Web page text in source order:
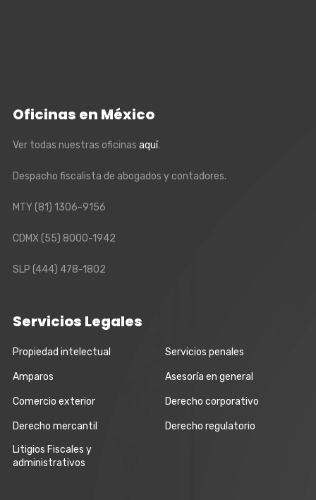
Oficinas en México
Ver todas nuestras oficinas aquí.
Despacho fiscalista de abogados y contadores.
MTY(81) 1306-9156
CDMX(55) 8000-1942
SLP (444) 478-1802
Servicios Legales
Propiedad intelectual Servicios penales
Amparos Asesoría en general
Comercio exterior Derecho corporativo
Derecho mercantil
Derecho regulatorio
Litigios Fiscales y
administrativos